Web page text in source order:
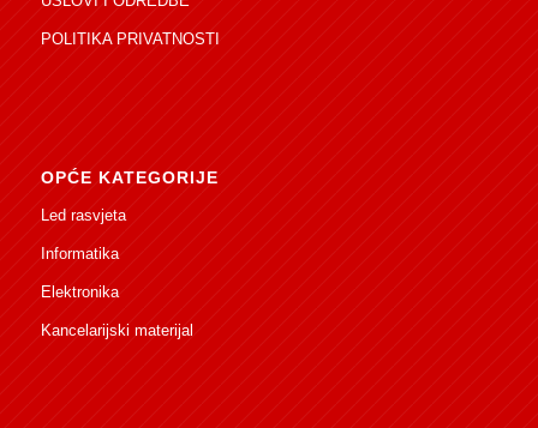
POLITIKA PRIVATNOSTI
OPĆE KATEGORIJE
Led rasvjeta
Informatika
Elektronika
Kancelarijski materijal